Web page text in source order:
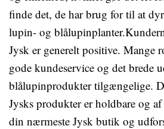
finde det, de har brug for til at
lupin- og
Jysk er generelt positive. Mange
gode kundeservice og det brede
blålupinprodukter tilgængelige.
Jysks produkter er holdbare og
din nærmeste Jysk butik og